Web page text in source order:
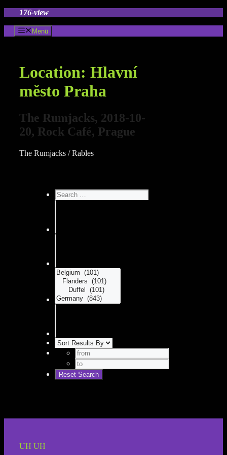
springen
176-view
Menü
Location: Hlavní
město Praha
The Rumjacks, 2018-10-
20, Rock Café, Prague
The Rumjacks / Rables
UH UH